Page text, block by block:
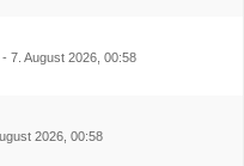
- 7. August 2026, 00:58
2026, 00:58